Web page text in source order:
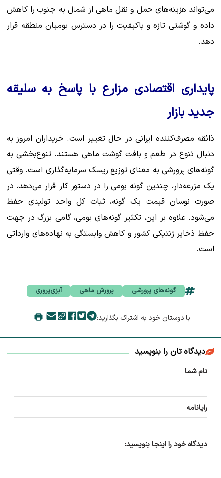
می‌تواند هزینه‌های حمل و نقل ماهی از شمال به جنوب را کاهش
داده و گوشتی تازه و باکیفیت را در دسترس بومیان منطقه قرار
دهد.
پایداری اقتصادی مزارع با پاسخ به سلیقه
جدید بازار
ذائقه مصرف‌کننده ایرانی در حال تغییر است. خریداران امروز به
دنبال تنوع در طعم و بافت گوشت ماهی هستند. تنوع‌بخشی به
گونه‌های پرورشی به معنای توزیع ریسک سرمایه‌گذاری است. وقتی
یک مزرعه‌دار، چندین گونه بومی را در دستور کار قرار می‌دهد، در
صورت نوسان قیمت یک گونه، ثبات کل واحد تولیدی حفظ
می‌شود. علاوه بر این، تکثیر گونه‌های بومی، گامی بزرگ در جهت
حفظ ذخایر ژنتیکی کشور و کاهش وابستگی به نهاده‌های وارداتی
است.
گونه‌های پرورشی پرورش ماهی آبزی‌پروری‌
با دوستان خود به اشتراک بگذارید:
دیدگاه تان را بنویسید
نام شما
رایانامه
دیدگاه خود را اینجا بنویسید: